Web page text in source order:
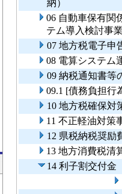
納）
06 自動車保有関
テム導入検討事
07 地方税電子申
08 電算システム
09 納税通知書等
09.1 [債務負担行
10 地方税確保対
11 不正軽油対策
12 県税納税奨励
13 地方消費税清
14 利子割交付金